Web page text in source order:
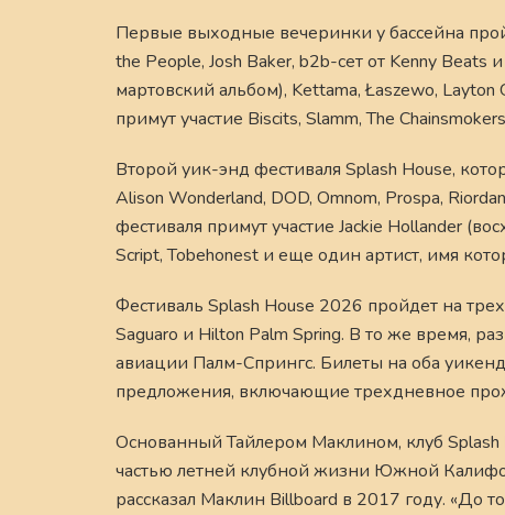
Первые выходные вечеринки у бассейна
the People, Josh Baker, b2b-сет от Kenny Beats
мартовский альбом), Kettama, Łaszewo,
примут участие Biscits, Slamm, The
Второй уик-энд фестиваля Splash House,
Alison Wonderland, DOD, Omnom, Prospa,
фестиваля примут участие Jackie Hollander
Script, Tobehonest и еще один артист, имя
Фестиваль Splash House 2026 пройдет на
Saguaro и Hilton Palm Spring. В то же время,
авиации Палм-Спрингс. Билеты на оба
предложения, включающие трехдневное
Основанный Тайлером Маклином, клуб Splash
частью летней клубной жизни Южной
рассказал Маклин Billboard в 2017 году. «До